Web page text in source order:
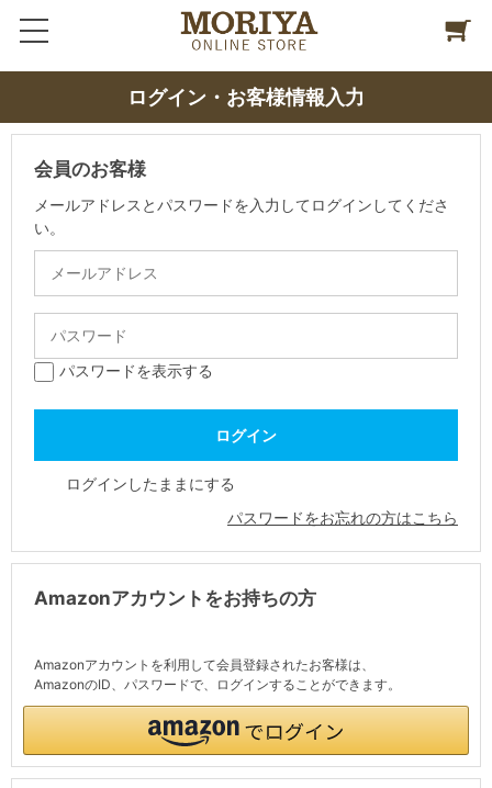
ログイン・お客様情報入力
会員のお客様
メールアドレスとパスワードを入力してログインしてくださ
い。
パスワードを表示する
ログインしたままにする
パスワードをお忘れの方はこちら
Amazonアカウントをお持ちの方
Amazonアカウントを利用して会員登録されたお客様は、
AmazonのID、パスワードで、ログインすることができます。